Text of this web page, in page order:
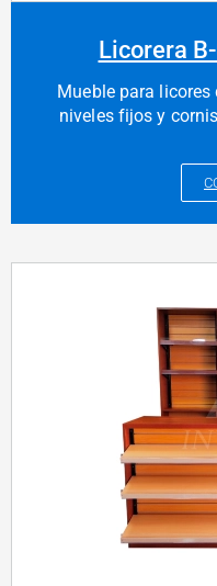
Licorera
Mueble para
niveles fijos y